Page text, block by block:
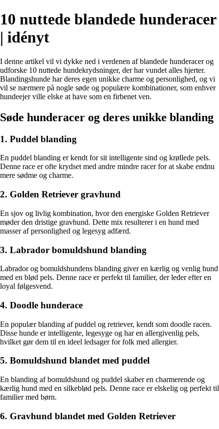
10 nuttede blandede hunderacer
| idényt
I denne artikel vil vi dykke ned i verdenen af blandede hunderacer og
udforske 10 nuttede hundekrydsninger, der har vundet alles hjerter.
Blandingshunde har deres egen unikke charme og personlighed, og vi
vil se nærmere på nogle søde og populære kombinationer, som enhver
hundeejer ville elske at have som en firbenet ven.
Søde hunderacer og deres unikke blanding
1. Puddel blanding
En puddel blanding er kendt for sit intelligente sind og krøllede pels.
Denne race er ofte krydset med andre mindre racer for at skabe endnu
mere sødme og charme.
2. Golden Retriever gravhund
En sjov og livlig kombination, hvor den energiske Golden Retriever
møder den dristige gravhund. Dette mix resulterer i en hund med
masser af personlighed og legesyg adfærd.
3. Labrador bomuldshund blanding
Labrador og bomuldshundens blanding giver en kærlig og venlig hund
med en blød pels. Denne race er perfekt til familier, der leder efter en
loyal følgesvend.
4. Doodle hunderace
En populær blanding af puddel og retriever, kendt som doodle racen.
Disse hunde er intelligente, legesyge og har en allergivenlig pels,
hvilket gør dem til en ideel ledsager for folk med allergier.
5. Bomuldshund blandet med puddel
En blanding af bomuldshund og puddel skaber en charmerende og
kærlig hund med en silkeblød pels. Denne race er elskelig og perfekt til
familier med børn.
6. Gravhund blandet med Golden Retriever